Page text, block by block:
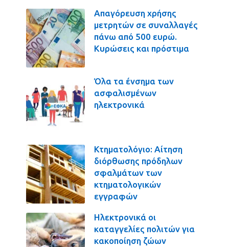
Απαγόρευση χρήσης
μετρητών σε συναλλαγές
πάνω από 500 ευρώ.
Κυρώσεις και πρόστιμα
Όλα τα ένσημα των
ασφαλισμένων
ηλεκτρονικά
Κτηματολόγιο: Αίτηση
διόρθωσης πρόδηλων
σφαλμάτων των
κτηματολογικών
εγγραφών
Ηλεκτρονικά οι
καταγγελίες πολιτών για
κακοποίηση ζώων